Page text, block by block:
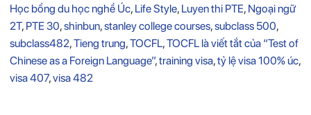
Học bổng du học nghề Úc, Life Style, Luyen thi PTE, Ngoại ngữ
2T, PTE 30,shinbun,stanley college courses,subclass 500,
subclass482,Tieng trung,TOCFL,TOCFL là viết tắt của “Test of
Chinese as a Foreign Language”,training visa,tỷ lệ visa 100% úc,
visa 407,visa 482